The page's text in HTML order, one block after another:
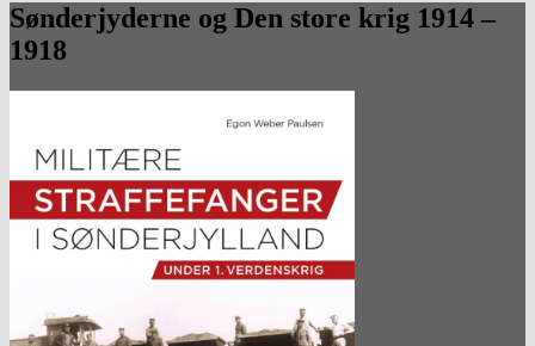
Sønderjyderne og Den store krig 1914 –
1918